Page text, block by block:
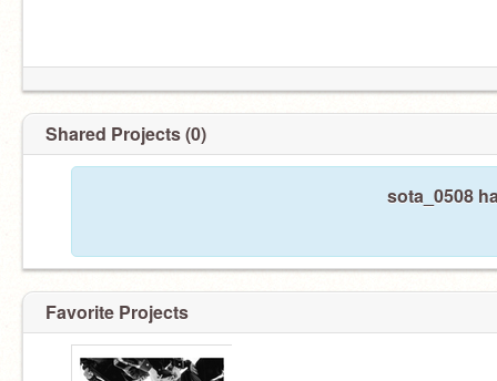
Shared Projects (0)
sota_0508
Favorite Projects